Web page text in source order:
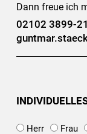
Dann freue ich
02102 3899-21
Herr Frau